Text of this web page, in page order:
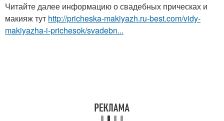
Читайте далее информацию о свадебных прическах и
макияж тут http://pricheska-makiyazh.ru-best.com/vidy-
makiyazha-i-prichesok/svadebn...